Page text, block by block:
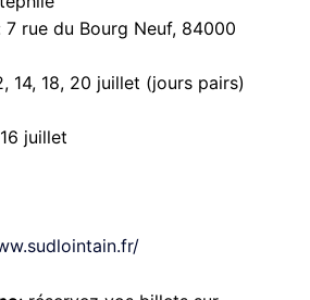
7 rue du Bourg Neuf, 84000
14, 18, 20 juillet (jours pairs)
juillet